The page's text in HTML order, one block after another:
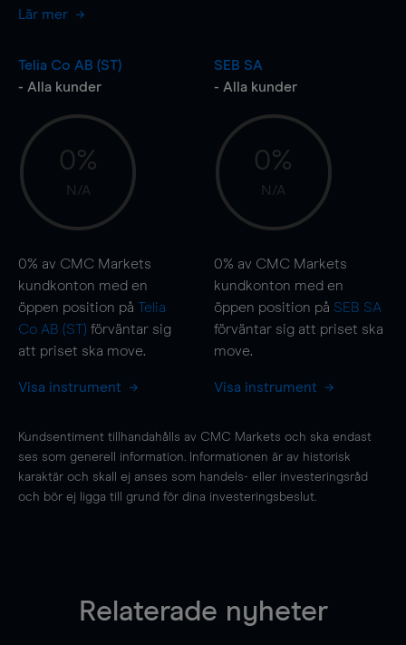
Lär mer
Telia Co AB (ST)
- Alla kunder
0%
N/A
0% av CMC Markets
kundkonton med en
öppen position på Telia
Co AB (ST) förväntar sig
att priset ska move.
Visa instrument
SEB SA
- Alla kunder
0%
N/A
0% av CMC Markets
kundkonton med en
öppen position på SEB SA
förväntar sig att priset ska
move.
Visa instrument
Kundsentiment tillhandahålls av CMC Markets och ska endast
ses som generell information. Informationen är av historisk
karaktär och skall ej anses som handels- eller investeringsråd
och bör ej ligga till grund för dina investeringsbeslut.
Relaterade nyheter